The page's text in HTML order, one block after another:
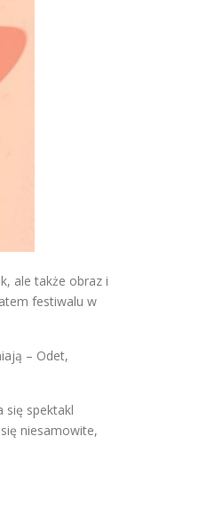
ale także obraz i
festiwalu w
– Odet,
się spektakl
niesamowite,